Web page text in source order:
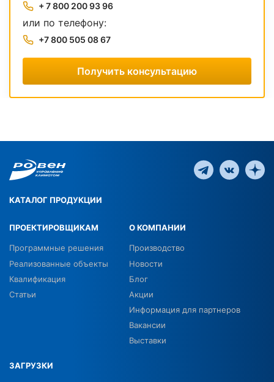
+ 7 800 200 93 96
или по телефону:
+7 800 505 08 67
Получить консультацию
КАТАЛОГ ПРОДУКЦИИ
ПРОЕКТИРОВЩИКАМ
Программные решения
Реализованные объекты
Квалификация
Статьи
О КОМПАНИИ
Производство
Новости
Блог
Акции
Информация для партнеров
Вакансии
Выставки
ЗАГРУЗКИ